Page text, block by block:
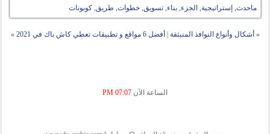
ماحدث, إستراتيجية, الجزء,بناء,تسويق,خطوات, طريق,كوبونات
« أشكال وأنواع النوافذ المنبثقة أفضل 6 مواقع و تطبيقات تعطي كاش باك في 2021 »
الساعة الآن 07:07 PM